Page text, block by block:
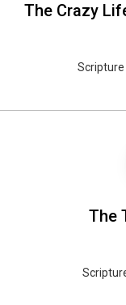
The Crazy
The